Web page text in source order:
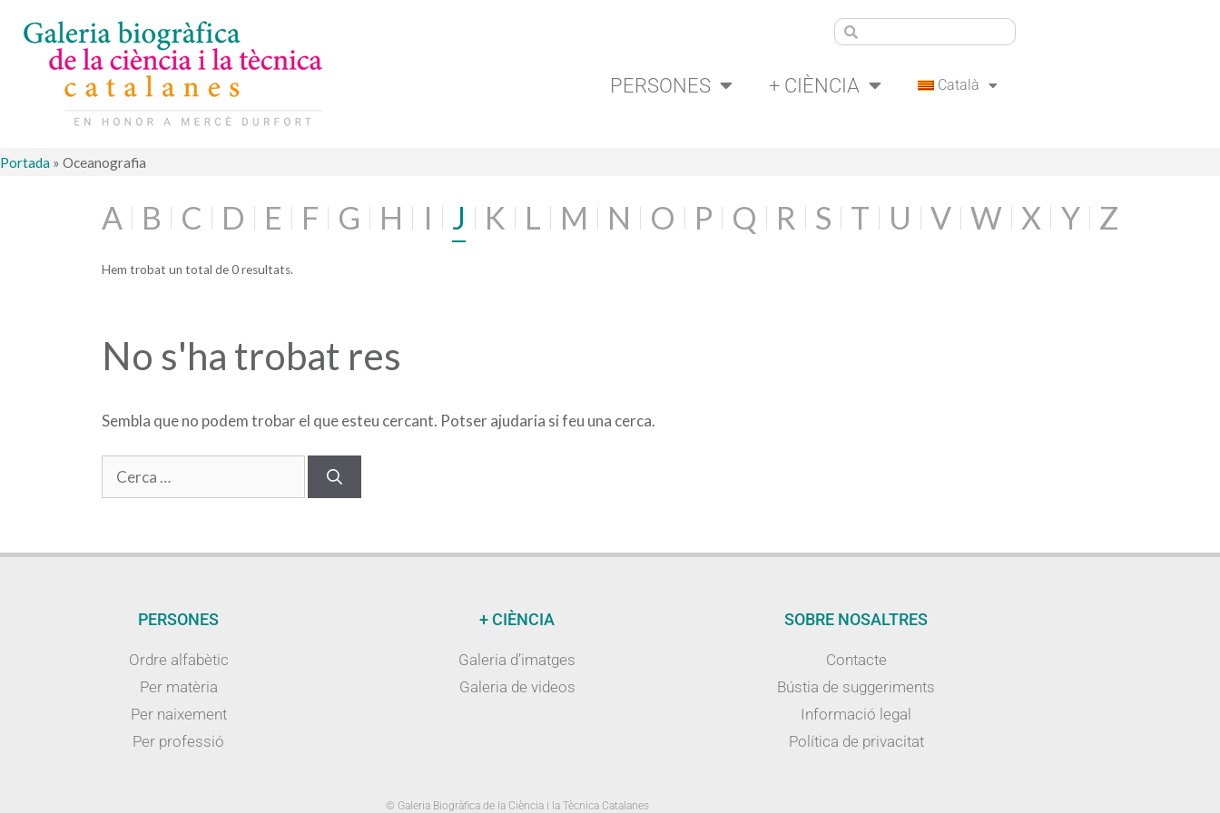
PERSONES + CIÈNCIA Català
Portada » Oceanografia
A B C D E F G H I J K L M N O P Q R S T U V W X Y Z
Hem trobat un total de 0 resultats.
No s'ha trobat res
Sembla que no podem trobar el que esteu cercant. Potser ajudaria si feu una cerca.
PERSONES
Ordre alfabètic
Per matèria
Per naixement
Per professió
+ CIÈNCIA
Galeria d’imatges
Galeria de videos
SOBRE NOSALTRES
Contacte
Bústia de suggeriments
Informació legal
Política de privacitat
© Galeria Biogràfica de la Ciència i la Tècnica Catalanes